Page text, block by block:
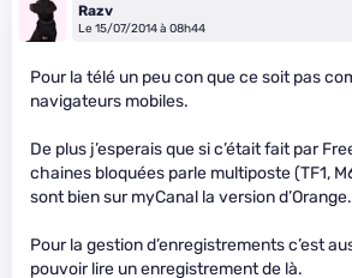
Razv
Le 15/07/2014 à 08h44
Pour la télé un peu con que ce soit pas
navigateurs mobiles.
De plus j’esperais que si c’était fait par
chaines bloquées parle multiposte (TF1,
sont bien sur myCanal la version d’Orange.
Pour la gestion d’enregistrements c’est
pouvoir lire un enregistrement de là.